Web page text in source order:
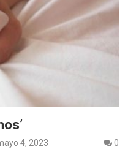
4, 2023
0